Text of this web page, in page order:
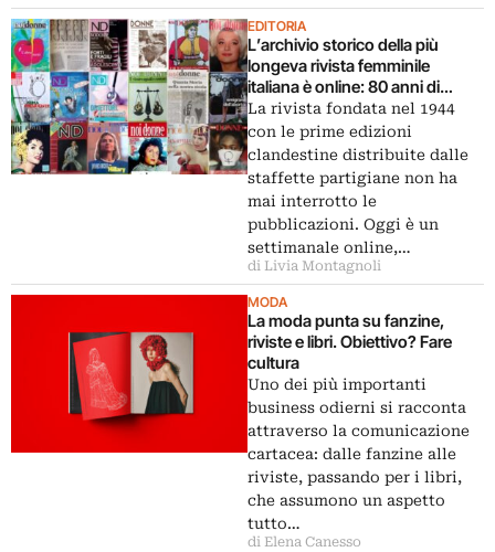
EDITORIA
L’archivio storico della più
longeva rivista femminile
italiana è online: 80 anni di
NoiDonne
La rivista fondata nel 1944
con le prime edizioni
clandestine distribuite dalle
staffette partigiane non ha
mai interrotto le
pubblicazioni. Oggi è un
settimanale online,…
di Livia Montagnoli
MODA
La moda punta su fanzine,
riviste e libri. Obiettivo? Fare
cultura
Uno dei più importanti
business odierni si racconta
attraverso la comunicazione
cartacea: dalle fanzine alle
riviste, passando per i libri,
che assumono un aspetto
tutto…
di Elena Canesso